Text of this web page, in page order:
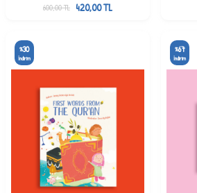
600,00TL 420,00TL
%30
İndirim
%67
İndirim